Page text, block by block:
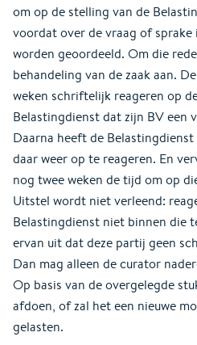
om op de stelling van de
voordat over de vraag of
worden geoordeeld. Om die
behandeling van de zaak aan.
weken schriftelijk reageren op
Belastingdienst dat zijn BV een
Daarna heeft de
daar weer op te reageren. En
nog twee weken de tijd om op
Uitstel wordt niet verleend:
Belastingdienst niet binnen die
ervan uit dat deze partij geen
Dan mag alleen de curator
Op basis van de overgelegde
afdoen, of zal het een nieuwe
gelasten.